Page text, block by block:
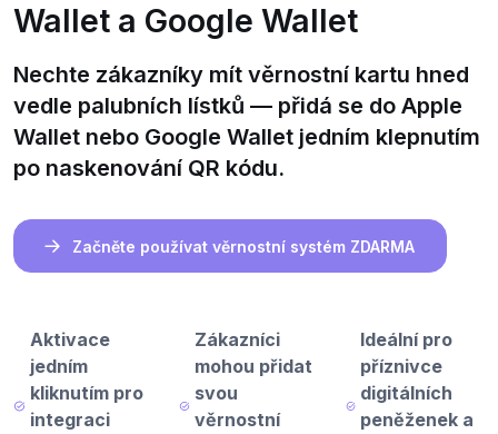
Wallet a Google Wallet
Nechte zákazníky mít věrnostní kartu hned
vedle palubních lístků — přidá se do Apple
Wallet nebo Google Wallet jedním klepnutím
po naskenování QR kódu.
Začněte používat věrnostní systém ZDARMA
Aktivace
jedním
kliknutím pro
integraci
Zákazníci
mohou přidat
svou
věrnostní
Ideální pro
příznivce
digitálních
peněženek a